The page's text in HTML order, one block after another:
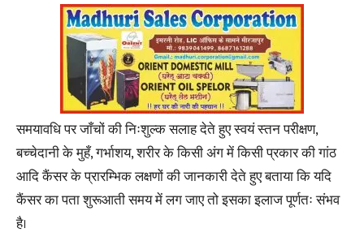
समयावधि पर जाँचों की निःशुल्क सलाह देते हुए स्वयं स्तन परीक्षण,
बच्चेदानी के मुहँ, गर्भाशय, शरीर के किसी अंग में किसी प्रकार की गांठ
आदि कैंसर के प्रारम्भिक लक्षणों की जानकारी देते हुए बताया कि यदि
कैंसर का पता शुरूआती समय में लग जाए तो इसका इलाज पूर्णतः संभव
है।